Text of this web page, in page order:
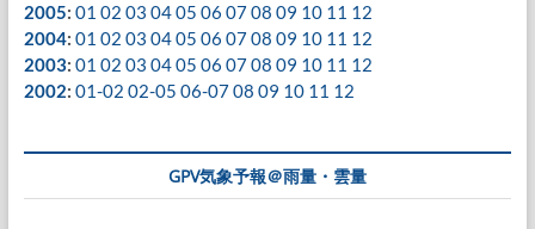
2005: 01 02 03 0405 06 0708 09 10 11 12
2004: 01 02 03 0405 06 0708 09 10 11 12
2003: 01 02 03 0405 06 0708 09 10 11 12
2002: 01-02 02-05 06-0708 09 10 11 12
GPV気象予報＠雨量・雲量